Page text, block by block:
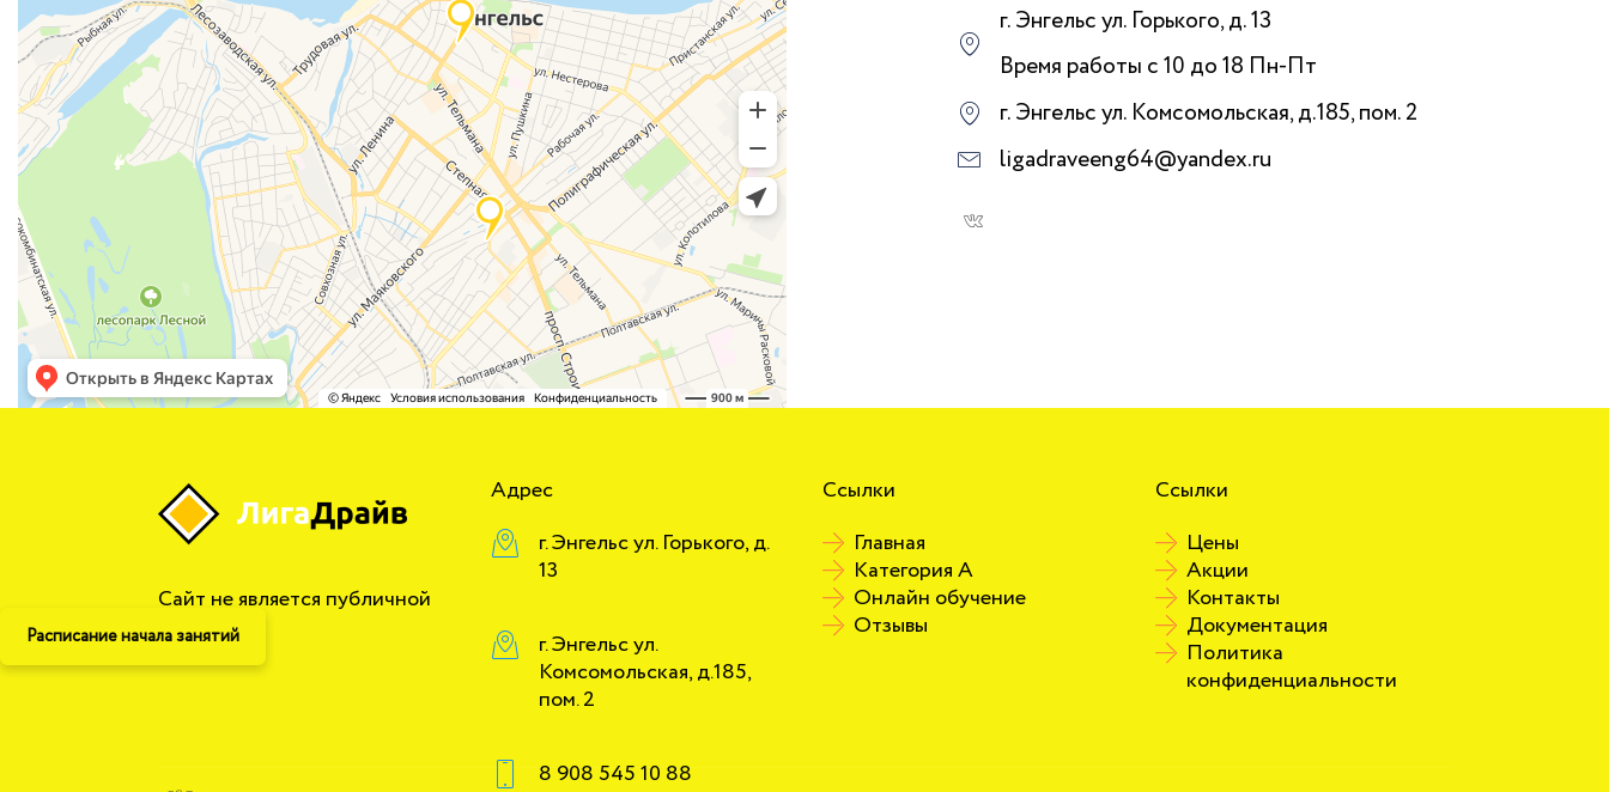
Расписание начала занятий
г. Энгельс ул. Горького, д. 13
Время работы с 10 до 18 Пн-Пт
г. Энгельс ул. Комсомольская, д.185, пом. 2
ligadraveeng64@yandex.ru
Сайт не является публичной
офертой
Адрес
г. Энгельс ул. Горького, д.
13
г. Энгельс ул.
Комсомольская, д.185,
пом. 2
8 908 545 10 88
Ссылки
Главная
Категория А
Онлайн обучение
Отзывы
Ссылки
Цены
Акции
Контакты
Документация
Политика
конфиденциальности